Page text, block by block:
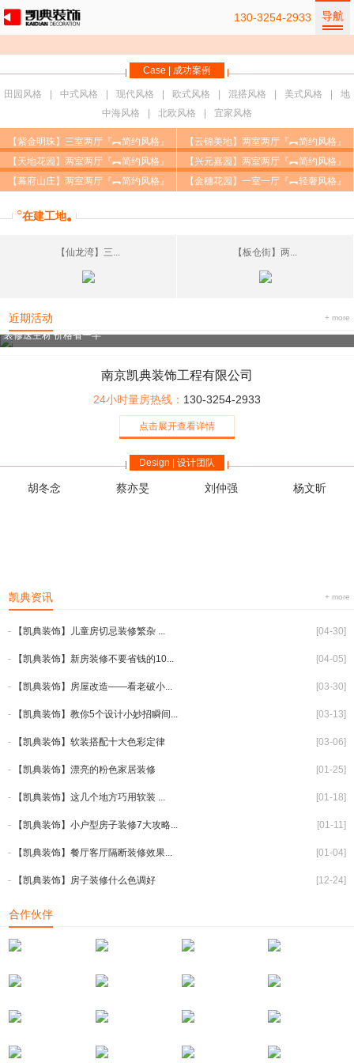
导航
130-3254-2933
Case | 成功案例
田园风格 中式风格 现代风格 欧式风格 混搭风格 美式风格
地
中海风格
北欧风格 宜家风格
【紫金明珠】三室两厅『︻简约风格』
【云锦美地】两室两厅『︻简约风格』
【天地花园】两室两厅『︻简约风格』
【兴元嘉园】两室两厅『︻简约风格』
【幕府山庄】两室两厅『︻简约风格』
【金穗花园】一室一厅『︻轻奢风格』
○在建工地●
【仙龙湾】三... 【板仓街】两...
+ more
近期活动
装修送主材 价格省一半
南京凯典装饰工程有限公司
24小时量房热线： 130-3254-2933
点击展开查看详情
Design | 设计团队
胡冬念 蔡亦旻 刘仲强 杨文昕
+ more
凯典资讯
[04-30]
- 【凯典装饰】儿童房切忌装修繁杂 ...
[04-05]
- 【凯典装饰】新房装修不要省钱的10...
[03-30]
- 【凯典装饰】房屋改造——看老破小...
[03-13]
- 【凯典装饰】教你5个设计小妙招瞬间...
[03-06]
- 【凯典装饰】软装搭配十大色彩定律
[01-25]
- 【凯典装饰】漂亮的粉色家居装修
[01-18]
- 【凯典装饰】这几个地方巧用软装 ...
[01-11]
- 【凯典装饰】小户型房子装修7大攻略...
[01-04]
- 【凯典装饰】餐厅客厅隔断装修效果...
[12-24]
- 【凯典装饰】房子装修什么色调好
合作伙伴